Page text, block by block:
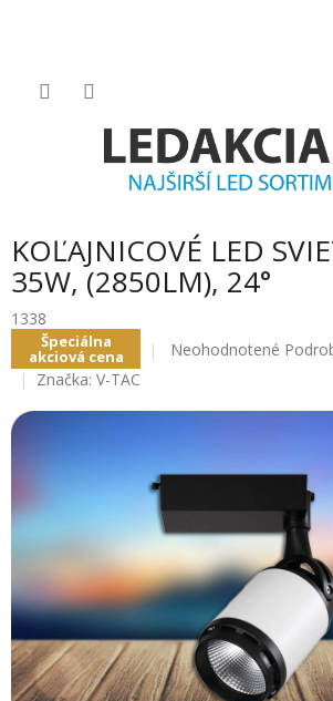
KOĽAJNICOVÉ LED
35W, (2850LM), 24°
1338
Špeciálna
akciová cena
Priemerné
je
5
Neohodnotené
Značka: V-TAC